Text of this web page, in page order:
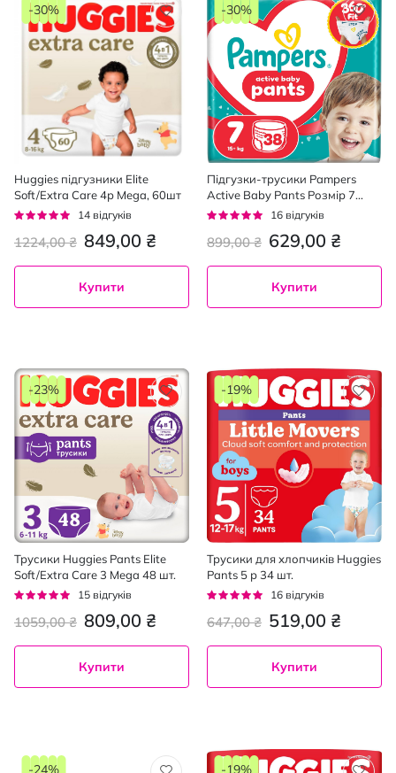
Huggies підгузники Elite
Soft/Extra Care 4р Mega, 60шт
Рейтинг:
14 відгуків
849,00 ₴
1224,00 ₴
-30%
Купити
Підгузки-трусики Pampers
Active Baby Pants Розмір 7
(15+ кг) 38 шт.
Рейтинг:
16 відгуків
629,00 ₴
899,00 ₴
-30%
Купити
Трусики Huggies Pants Elite
Soft/Extra Care 3 Mega 48 шт.
Рейтинг:
15 відгуків
809,00 ₴
1059,00 ₴
-23%
Купити
Трусики для хлопчиків Huggies
Pants 5 р 34 шт.
Рейтинг:
16 відгуків
519,00 ₴
647,00 ₴
-19%
Купити
-24% -19%